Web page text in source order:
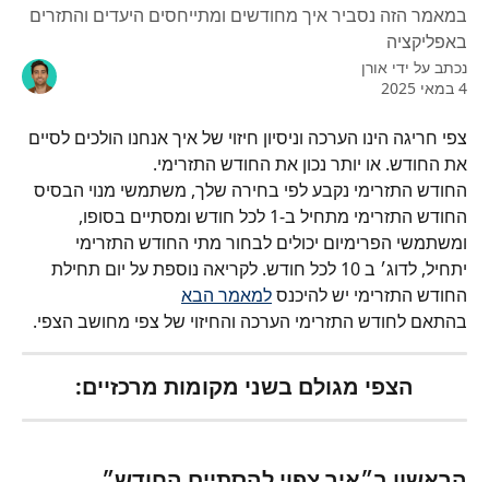
במאמר הזה נסביר איך מחודשים ומתייחסים היעדים והתזרים
באפליקציה
נכתב על ידי אורן
4 במאי 2025
צפי חריגה הינו הערכה וניסיון חיזוי של איך אנחנו הולכים לסיים
את החודש. או יותר נכון את החודש התזרימי.
החודש התזרימי נקבע לפי בחירה שלך, משתמשי מנוי הבסיס
החודש התזרימי מתחיל ב-1 לכל חודש ומסתיים בסופו,
ומשתמשי הפרימיום יכולים לבחור מתי החודש התזרימי
יתחיל, לדוג׳ ב 10 לכל חודש. לקריאה נוספת על יום תחילת
החודש התזרימי יש להיכנס למאמר הבא
בהתאם לחודש התזרימי הערכה והחיזוי של צפי מחושב הצפי.
הצפי מגולם בשני מקומות מרכזיים: